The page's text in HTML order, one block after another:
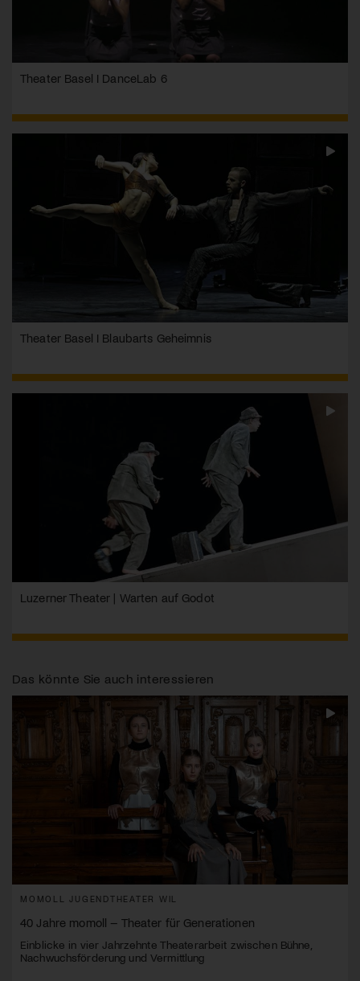
Theater Basel I DanceLab 6
Theater Basel I Blaubarts Geheimnis
Luzerner Theater | Warten auf Godot
Das könnte Sie auch interessieren
MOMOLL JUGENDTHEATER WIL
40 Jahre momoll – Theater für Generationen
Einblicke in vier Jahrzehnte Theaterarbeit zwischen Bühne,
Nachwuchsförderung und Vermittlung